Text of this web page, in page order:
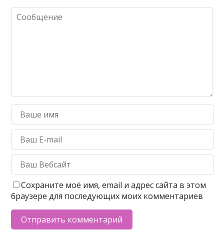
Сохраните моё имя, email и адрес сайта в этом
браузере для последующих моих комментариев